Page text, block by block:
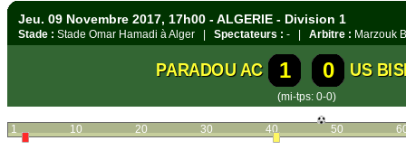
Jeu. 09 Novembre 2017, 17h00 - ALGERIE - Division 1
Stade : Stade Omar Hamadi à Alger | Spectateurs : - | Arbitre : Marzouk
PARADOU AC 1 0 US
(mi-tps: 0-0)
1 10 20 30 40 50